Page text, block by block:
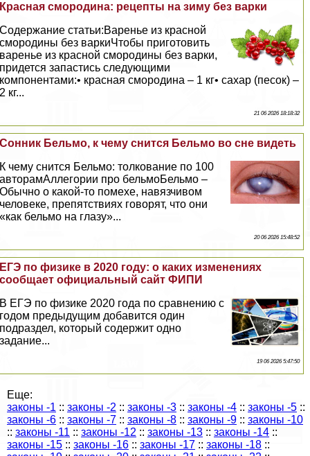
Красная смородина: рецепты на зиму без варки
Содержание статьи:Варенье из красной
смородины без варкиЧтобы приготовить
варенье из красной смородины без варки,
придется запастись следующими
компонентами:• красная смородина – 1 кг• сахар (песок) –
2 кг...
21 06 2026 18:18:32
Сонник Бельмо, к чему снится Бельмо во сне видеть
К чему снится Бельмо: толкование по 100
авторамАллегории про бельмоБельмо –
Обычно о какой-то помехе, навязчивом
человеке, препятствиях говорят, что они
«как бельмо на глазу»...
20 06 2026 15:48:52
ЕГЭ по физике в 2020 году: о каких изменениях
сообщает официальный сайт ФИПИ
В ЕГЭ по физике 2020 года по сравнению с
годом предыдущим добавится один
подраздел, который содержит одно
задание...
19 06 2026 5:47:50
Еще:
законы -1 :: законы -2 :: законы -3 :: законы -4 :: законы -5 ::
законы -6 :: законы -7 :: законы -8 :: законы -9 :: законы -10
:: законы -11 :: законы -12 :: законы -13 :: законы -14 ::
законы -15 :: законы -16 :: законы -17 :: законы -18 ::